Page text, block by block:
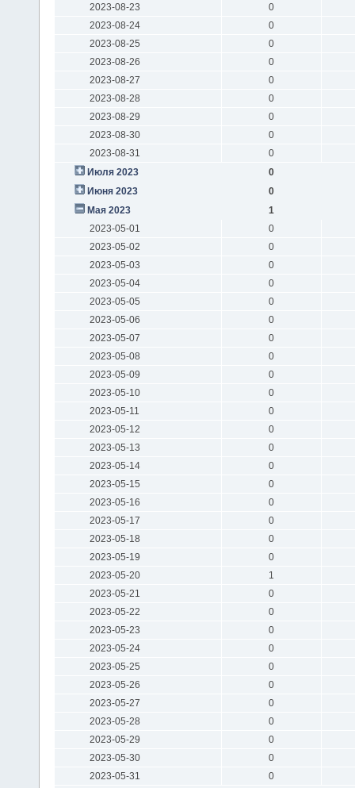
2023-08-23
0
2023-08-24
0
2023-08-25
0
2023-08-26
0
2023-08-27
0
2023-08-28
0
2023-08-29
0
2023-08-30
0
2023-08-31
0
Июля 2023
0
Июня 2023
0
Мая 2023
1
2023-05-01
0
2023-05-02
0
2023-05-03
0
2023-05-04
0
2023-05-05
0
2023-05-06
0
2023-05-07
0
2023-05-08
0
2023-05-09
0
2023-05-10
0
2023-05-11
0
2023-05-12
0
2023-05-13
0
2023-05-14
0
2023-05-15
0
2023-05-16
0
2023-05-17
0
2023-05-18
0
2023-05-19
0
2023-05-20
1
2023-05-21
0
2023-05-22
0
2023-05-23
0
2023-05-24
0
2023-05-25
0
2023-05-26
0
2023-05-27
0
2023-05-28
0
2023-05-29
0
2023-05-30
0
2023-05-31
0